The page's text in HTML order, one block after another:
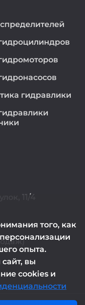
гидравлики
11/4
того, как
опыта.
вы
cookies и